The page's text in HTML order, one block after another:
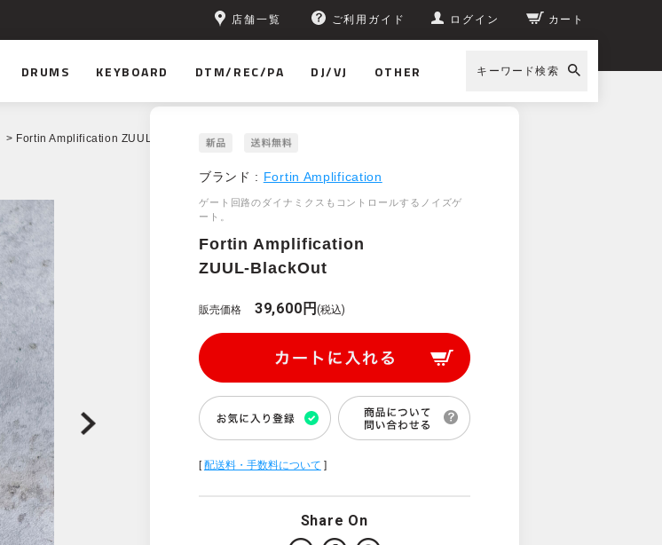
店舗一覧 ご利用ガイド ログイン カート
DRUMS KEYBOARD DTM/REC/PA DJ/VJ OTHER キーワード検索
> Fortin Amplification ZUUL-BlackOut
ブランド : Fortin Amplification
ゲート回路のダイナミクスもコントロールするノイズゲ
ート。
Fortin Amplification
ZUUL-BlackOut
販売価格 39,600円(税込)
[配送料・手数料について ]
Share On